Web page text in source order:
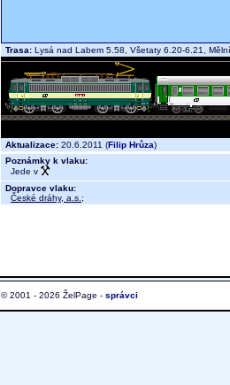
Trasa: Lysá nad Labem 5.58, Všetaty 6.20-6.21,
Aktualizace: 20.6.2011 (Filip Hrůza)
Poznámky k vlaku:
Jede v
Dopravce vlaku:
České dráhy, a.s. ;
© 2001 - 2026 ŽelPage - správci